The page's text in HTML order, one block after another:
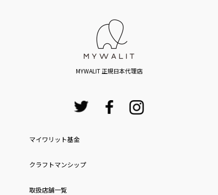
MYWALIT 正規日本代理店
マイワリット基金
クラフトマンシップ
取扱店舗一覧